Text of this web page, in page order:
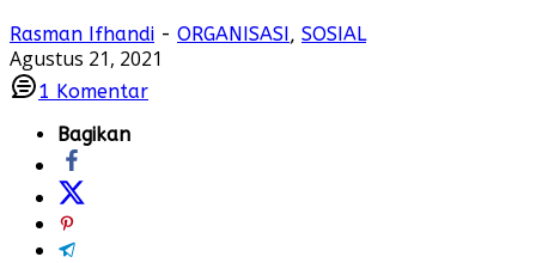
Rasman Ifhandi - ORGANISASI, SOSIAL
Agustus 21, 2021
1 Komentar
Bagikan